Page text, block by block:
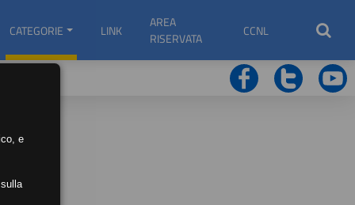
CATEGORIE LINK
AREA
RISERVATA
CCNL
e